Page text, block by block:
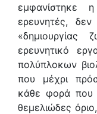
ερευνητές, δεν
ερευνητικό
πολύπλοκων
που μέχρι
κάθε φορά που
θεμελιώδες